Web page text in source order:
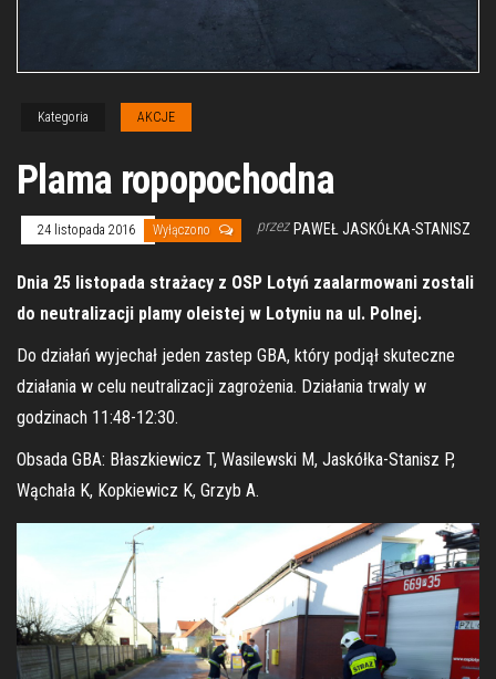
Kategoria AKCJE
Plama ropopochodna
24 listopada 2016 Wyłączono przez PAWEŁ JASKÓŁKA-STANISZ
Dnia 25 listopada strażacy z OSP Lotyń zaalarmowani zostali
do neutralizacji plamy oleistej w Lotyniu na ul. Polnej.
Do działań wyjechał jeden zastep GBA, który podjął skuteczne
działania w celu neutralizacji zagrożenia. Działania trwaly w
godzinach 11:48-12:30.
Obsada GBA: Błaszkiewicz T, Wasilewski M, Jaskółka-Stanisz P,
Wąchała K, Kopkiewicz K, Grzyb A.